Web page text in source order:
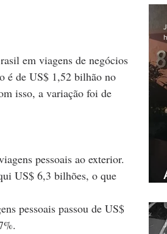
em viagens de negócios
é de US$ 1,52 bilhão no
isso, a variação foi de
pessoais ao exterior.
US$ 6,3 bilhões, o que
pessoais passou de US$